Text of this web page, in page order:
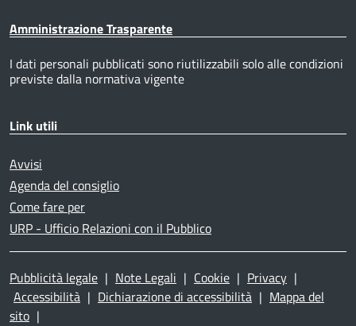
Amministrazione Trasparente
I dati personali pubblicati sono riutilizzabili solo alle condizioni
previste dalla normativa vigente
Link utili
Avvisi
Agenda del consiglio
Come fare per
URP - Ufficio Relazioni con il Pubblico
Pubblicità legale | Note Legali | Cookie | Privacy |
Accessibilità | Dichiarazione di accessibilità | Mappa del
sito |